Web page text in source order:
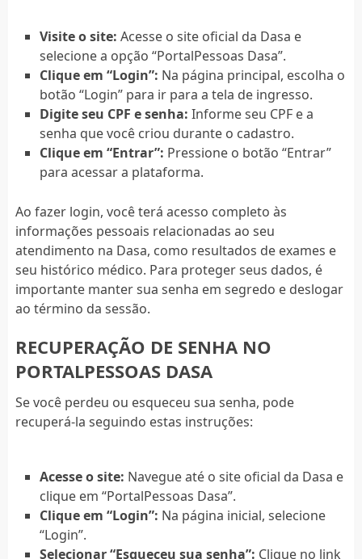
Visite o site: Acesse o site oficial da Dasa e
selecione a opção “PortalPessoas Dasa”.
Clique em “Login”: Na página principal, escolha o
botão “Login” para ir para a tela de ingresso.
Digite seu CPF e senha: Informe seu CPF e a
senha que você criou durante o cadastro.
Clique em “Entrar”: Pressione o botão “Entrar”
para acessar a plataforma.
Ao fazer login, você terá acesso completo às
informações pessoais relacionadas ao seu
atendimento na Dasa, como resultados de exames e
seu histórico médico. Para proteger seus dados, é
importante manter sua senha em segredo e deslogar
ao término da sessão.
RECUPERAÇÃO DE SENHA NO
PORTALPESSOAS DASA
Se você perdeu ou esqueceu sua senha, pode
recuperá-la seguindo estas instruções:
Acesse o site: Navegue até o site oficial da Dasa e
clique em “PortalPessoas Dasa”.
Clique em “Login”: Na página inicial, selecione
“Login”.
Selecionar “Esqueceu sua senha”: Clique no link